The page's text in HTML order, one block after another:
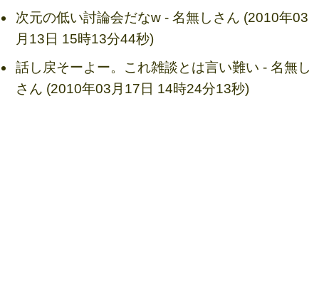
次元の低い討論会だなw - 名無しさん (2010年03
月13日 15時13分44秒)
話し戻そーよー。これ雑談とは言い難い - 名無し
さん (2010年03月17日 14時24分13秒)